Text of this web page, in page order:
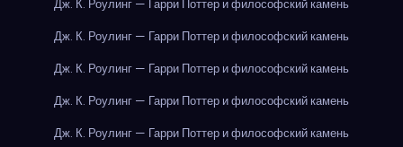
Дж. К. Роулинг — Гарри Поттер и философский камень
Дж. К. Роулинг — Гарри Поттер и философский камень
Дж. К. Роулинг — Гарри Поттер и философский камень
Дж. К. Роулинг — Гарри Поттер и философский камень
Дж. К. Роулинг — Гарри Поттер и философский камень